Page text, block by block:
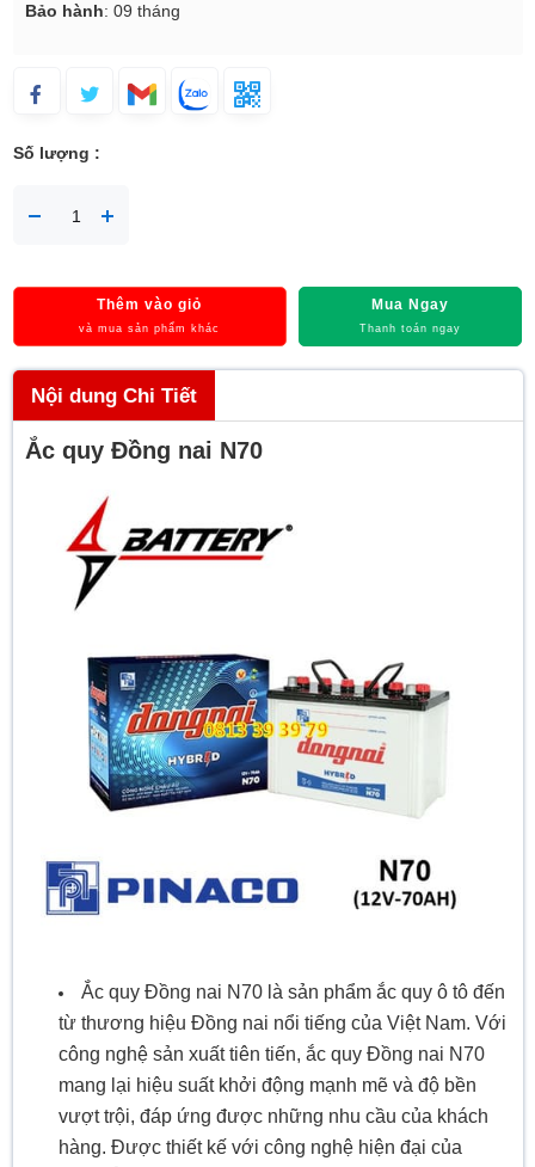
Bảo hành: 09 tháng
Số lượng :
Thêm vào giỏ
và mua sản phẩm khác
Mua Ngay
Thanh toán ngay
Nội dung Chi Tiết
Ắc quy Đồng nai N70
Ắc quy Đồng nai N70 là sản phẩm ắc quy ô tô đến
từ thương hiệu Đồng nai nổi tiếng của Việt Nam. Với
công nghệ sản xuất tiên tiến, ắc quy Đồng nai N70
mang lại hiệu suất khởi động mạnh mẽ và độ bền
vượt trội, đáp ứng được những nhu cầu của khách
hàng. Được thiết kế với công nghệ hiện đại của